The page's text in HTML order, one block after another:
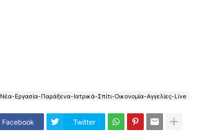
Νέα-Εργασία-Παράξενα-Ιατρικά-Σπίτι-Οικονομία-Αγγελίες-Live
Facebook Twitter